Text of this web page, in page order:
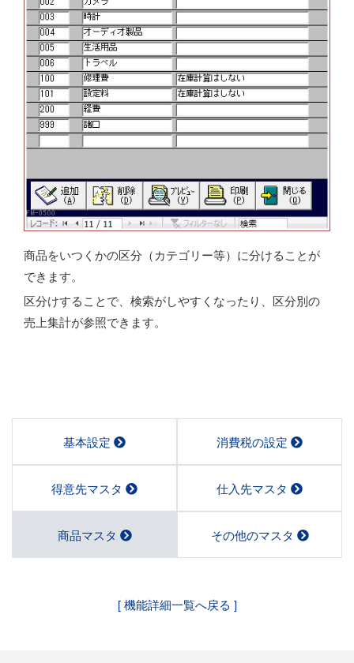
商品をいつくかの区分（カテゴリー等）に分けることが
できます。
区分けすることで、検索がしやすくなったり、区分別の
売上集計が参照できます。
基本設定 消費税の設定
得意先マスタ 仕入先マスタ
商品マスタ その他のマスタ
[ 機能詳細一覧へ戻る ]